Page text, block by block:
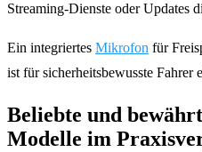
Streaming-Dienste oder Updates
Ein integriertes Mikrofon für
ist für sicherheitsbewusste Fahrer
Beliebte und
Modelle im